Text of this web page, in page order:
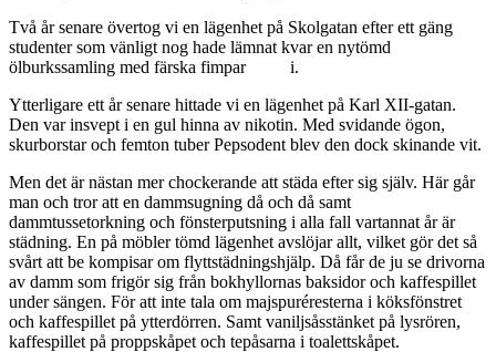
Två år senare övertog vi en lägenhet på Skolgatan efter ett gäng
studenter som vänligt nog hade lämnat kvar en nytömd
ölburkssamling med färska fimpar i.
Ytterligare ett år senare hittade vi en lägenhet på Karl XII-gatan.
Den var insvept i en gul hinna av nikotin. Med svidande ögon,
skurborstar och femton tuber Pepsodent blev den dock skinande vit.
Men det är nästan mer chockerande att städa efter sig själv. Här går
man och tror att en dammsugning då och då samt
dammtussetorkning och fönsterputsning i alla fall vartannat år är
städning. En på möbler tömd lägenhet avslöjar allt, vilket gör det så
svårt att be kompisar om flyttstädningshjälp. Då får de ju se drivorna
av damm som frigör sig från bokhyllornas baksidor och kaffespillet
under sängen. För att inte tala om majspuréresterna i köksfönstret
och kaffespillet på ytterdörren. Samt vaniljsåsstänket på lysrören,
kaffespillet på proppskåpet och tepåsarna i toalettskåpet.